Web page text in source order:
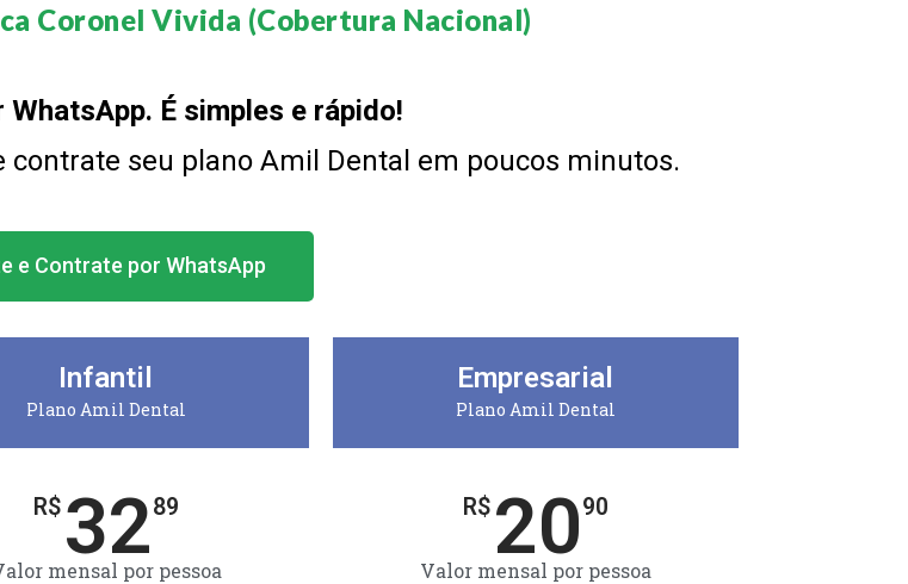
Coronel Vivida (Cobertura Nacional)​
WhatsApp. É simples e rápido!
contrate seu plano Amil Dental em poucos minutos.
e Contrate por WhatsApp
Infantil
Plano Amil Dental
R$ 3289
mensal por pessoa
Empresarial
Plano Amil Dental
R$ 2090
Valor mensal por pessoa